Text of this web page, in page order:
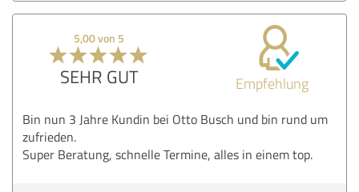
5,00 von 5
SEHR GUT Empfehlung
Bin nun 3 Jahre Kundin bei Otto Busch und bin rund um
zufrieden.
Super Beratung, schnelle Termine, alles in einem top.